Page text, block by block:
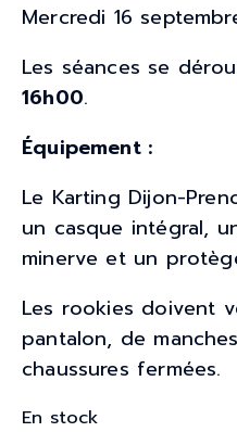
Mercredi 16
Les séances se
16h00.
Équipement :
Le Karting Dijon-
un casque intégral,
minerve et un
Les rookies doivent
pantalon, de
chaussures fermées.
En stock